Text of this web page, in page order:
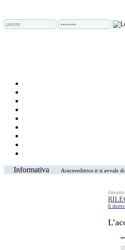
Informativa Aracneeditrice.it si avvale
Il diritto